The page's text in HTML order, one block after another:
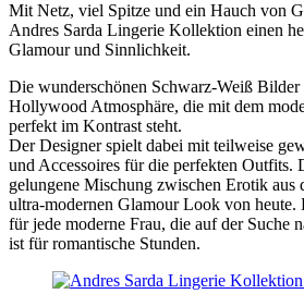
Mit Netz, viel Spitze und ein Hauch von
Andres Sarda Lingerie Kollektion einen
Glamour und Sinnlichkeit.
Die wunderschönen Schwarz-Weiß Bilder
Hollywood Atmosphäre, die mit dem
perfekt im Kontrast steht.
Der Designer spielt dabei mit teilweise
und Accessoires für die perfekten Outfits.
gelungene Mischung zwischen Erotik aus
ultra-modernen Glamour Look von
für jede moderne Frau, die auf der Suche
ist für romantische Stunden.